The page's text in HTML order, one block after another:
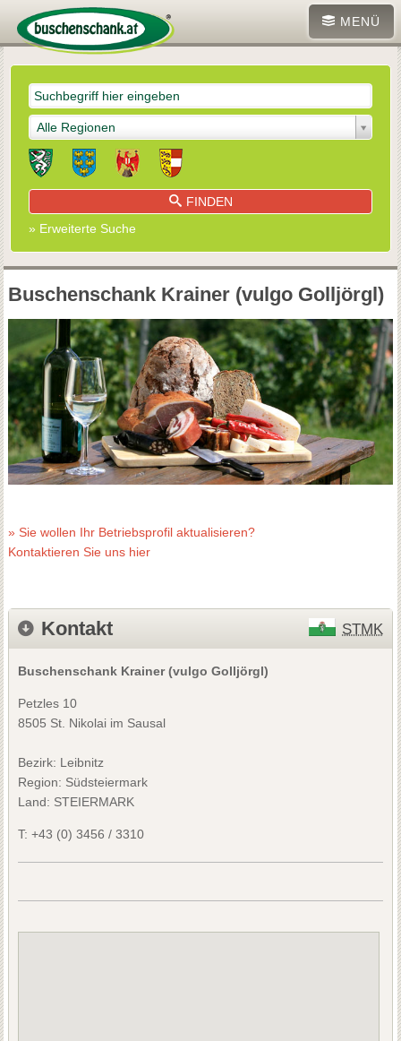
MENÜ
Alle Regionen
FINDEN
» Erweiterte Suche
Buschenschank Krainer (vulgo Golljörgl)
» Sie wollen Ihr Betriebsprofil aktualisieren?
Kontaktieren Sie uns hier
Kontakt STMK
Buschenschank Krainer (vulgo Golljörgl)
Petzles 10
8505 St. Nikolai im Sausal
Bezirk: Leibnitz
Region: Südsteiermark
Land: STEIERMARK
T: +43 (0) 3456 / 3310